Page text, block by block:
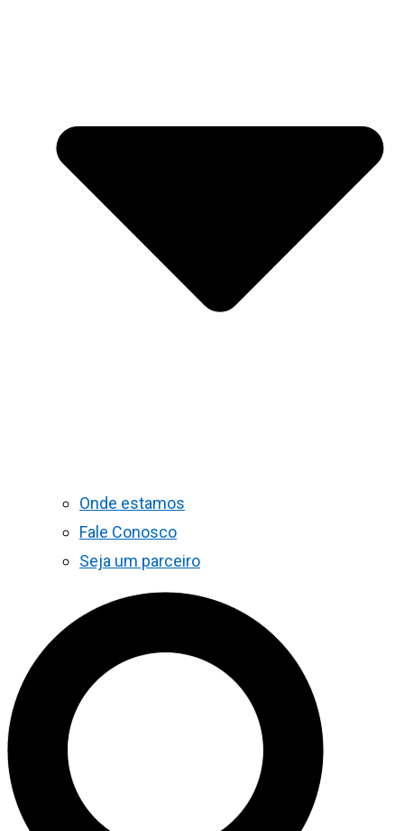
Onde estamos
Fale Conosco
Seja um parceiro